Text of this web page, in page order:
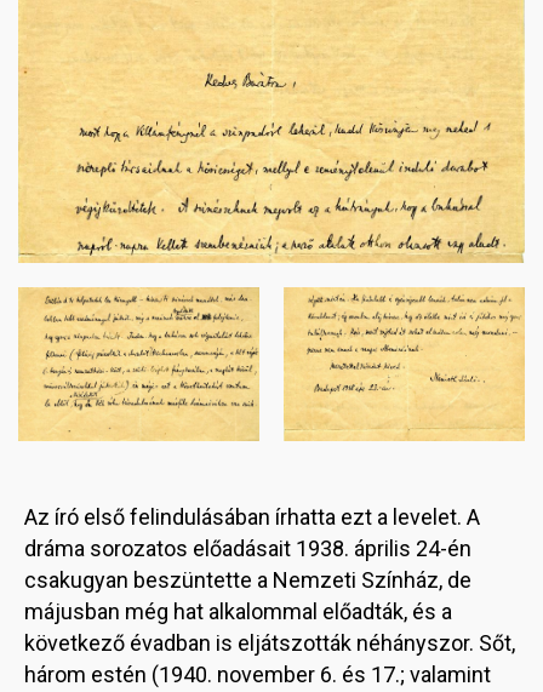
Image Image
Az író első felindulásában írhatta ezt a levelet. A
dráma sorozatos előadásait 1938. április 24-én
csakugyan beszüntette a Nemzeti Színház, de
májusban még hat alkalommal előadták, és a
következő évadban is eljátszották néhányszor. Sőt,
három estén (1940. november 6. és 17.; valamint